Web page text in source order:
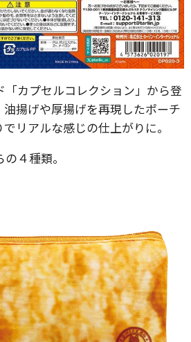
「カプセルコレクション」から登
揚げや厚揚げを再現したポーチ
リアルな感じの仕上がりに。
４種類。